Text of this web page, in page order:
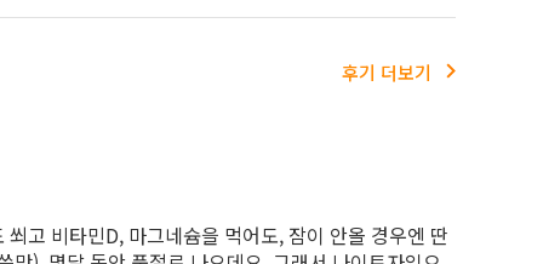
후기 더보기
고 비타민D, 마그네슘을 먹어도, 잠이 안올 경우엔 딴